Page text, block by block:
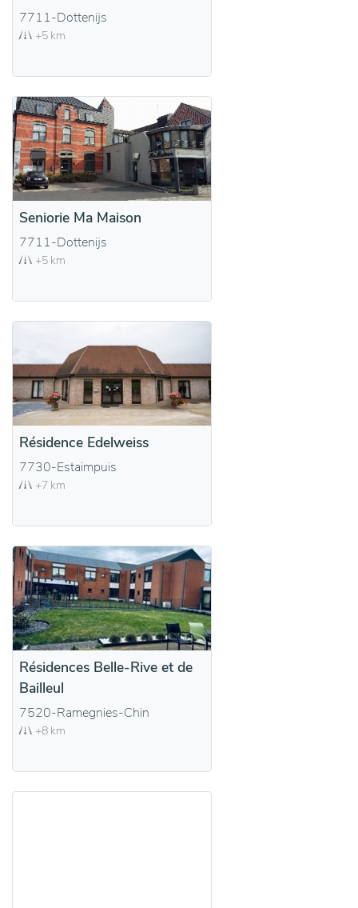
7711-Dottenijs
+5 km
Seniorie Ma Maison
7711-Dottenijs
+5 km
Résidence Edelweiss
7730-Estaimpuis
+7 km
Résidences Belle-Rive et de
Bailleul
7520-Ramegnies-Chin
+8 km